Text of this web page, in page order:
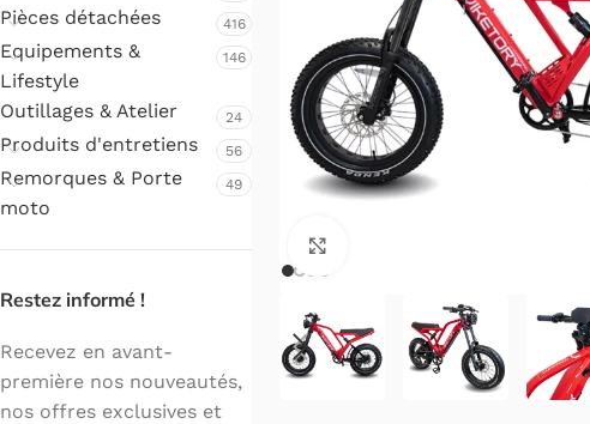
Pièces détachées 416
Equipements &
Lifestyle
146
Outillages & Atelier 24
Produits d'entretiens 56
Remorques & Porte
moto
49
Restez informé !
Recevez en avant-
première nos nouveautés,
nos offres exclusives et